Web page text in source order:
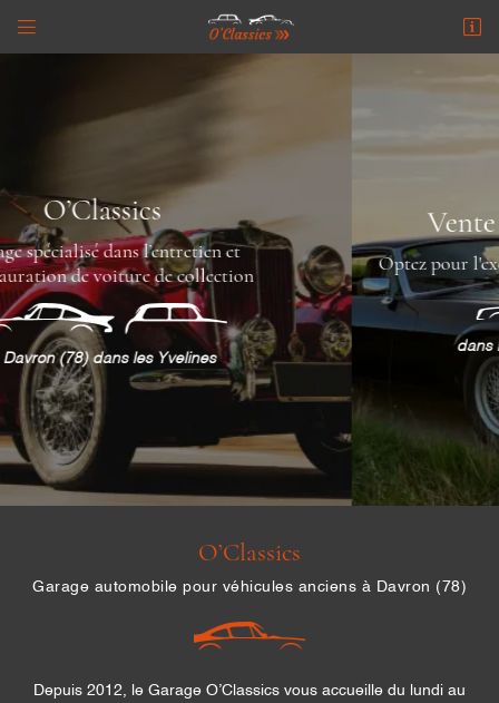
 
 Adresse email de réception
 Recopier le code ci-contre
Rafraîchir le captcha
le formulaire de désinscription.
Inscription
Vente de voiture de collection
Optez pour l'excellence et le prestige des voitures d'antan.
dans les Yvelines (78) près de Versailles
O’Classics
Garage automobile pour véhicules anciens à Davron (78)
Depuis 2012, le Garage O’Classics vous accueille du lundi au